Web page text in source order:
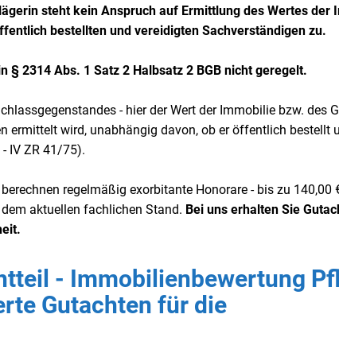
steht kein Anspruch auf Ermittlung des Wertes der
bestellten und vereidigten Sachverständigen zu.
§ 2314 Abs. 1 Satz 2 Halbsatz 2 BGB nicht geregelt.
- hier der Wert der Immobilie bzw. des
ermittelt wird, unabhängig davon, ob er öffentlich bestellt
IV ZR 41/75).
regelmäßig exorbitante Honorare - bis zu 140,00
aktuellen fachlichen Stand. Bei uns erhalten Sie
- Immobilienbewertung
Gutachten für die